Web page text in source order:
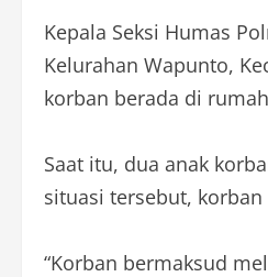
Kepala Seksi Humas
Kelurahan Wapunto,
korban berada di
Saat itu, dua anak
situasi tersebut,
“Korban bermaksud